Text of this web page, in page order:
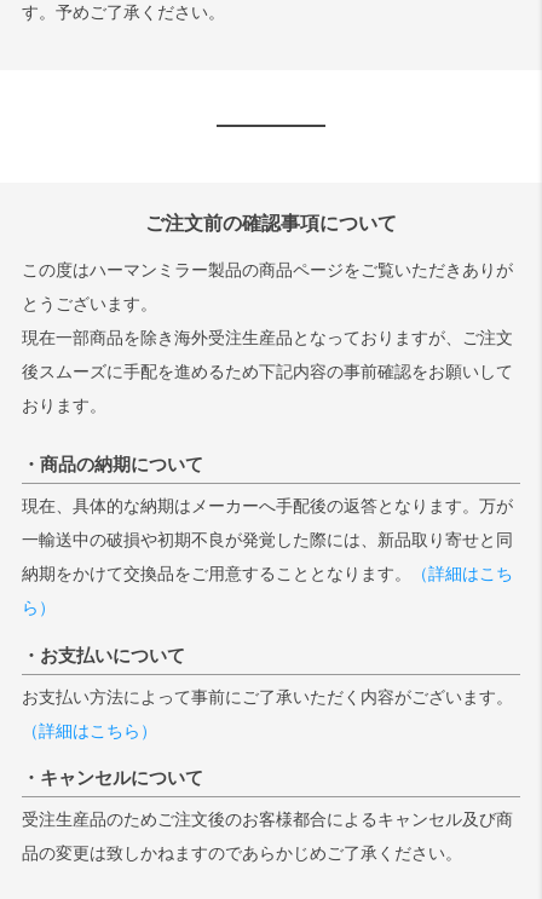
す。予めご了承ください。
ご注文前の確認事項について
この度はハーマンミラー製品の商品ページをご覧いただきありが
とうございます。
現在一部商品を除き海外受注生産品となっておりますが、ご注文
後スムーズに手配を進めるため下記内容の事前確認をお願いして
おります。
・商品の納期について
現在、具体的な納期はメーカーへ手配後の返答となります。万が
一輸送中の破損や初期不良が発覚した際には、新品取り寄せと同
納期をかけて交換品をご用意することとなります。
（詳細はこち
ら）
・お支払いについて
お支払い方法によって事前にご了承いただく内容がございます。
（詳細はこちら）
・キャンセルについて
受注生産品のためご注文後のお客様都合によるキャンセル及び商
品の変更は致しかねますのであらかじめご了承ください。